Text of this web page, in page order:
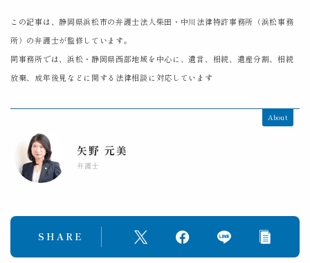
この記事は、静岡県浜松市の弁護士法人柴田・中川法律特許事務所（浜松事務
所）の弁護士が監修しています。
同事務所では、浜松・静岡県西部地域を中心に、遺言、相続、遺産分割、相続
放棄、成年後見などに関する法律相談に対応しています
About
矢野 元美
弁護士
SHARE